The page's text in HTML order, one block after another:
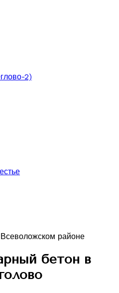
2)
бетон в